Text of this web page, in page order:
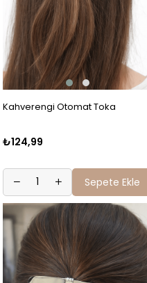
Kahverengi Otomat Toka
₺124,99
Sepete Ekle